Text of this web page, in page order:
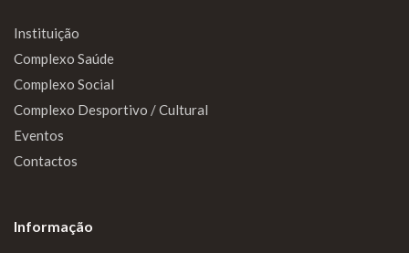
Instituição
Complexo Saúde
Complexo Social
Complexo Desportivo / Cultural
Eventos
Contactos
Informação